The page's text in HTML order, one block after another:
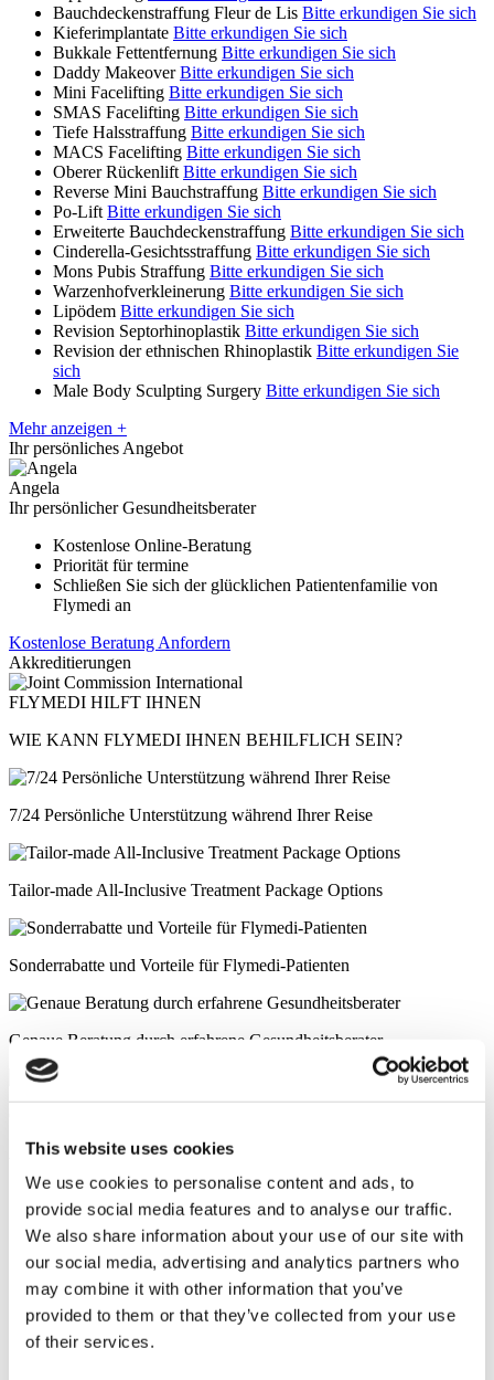
This website uses cookies
We use cookies to personalise content and ads, to
provide social media features and to analyse our traffic.
We also share information about your use of our site with
our social media, advertising and analytics partners who
may combine it with other information that you’ve
provided to them or that they’ve collected from your use
of their services.
Bauchdeckenstraffung Fleur de Lis Bitte erkundigen Sie sich
Kieferimplantate Bitte erkundigen Sie sich
Bukkale Fettentfernung Bitte erkundigen Sie sich
Daddy Makeover Bitte erkundigen Sie sich
Mini Facelifting Bitte erkundigen Sie sich
SMAS Facelifting Bitte erkundigen Sie sich
Tiefe Halsstraffung Bitte erkundigen Sie sich
MACS Facelifting Bitte erkundigen Sie sich
Oberer Rückenlift Bitte erkundigen Sie sich
Reverse Mini Bauchstraffung Bitte erkundigen Sie sich
Po-Lift Bitte erkundigen Sie sich
Erweiterte Bauchdeckenstraffung Bitte erkundigen Sie sich
Cinderella-Gesichtsstraffung Bitte erkundigen Sie sich
Mons Pubis Straffung Bitte erkundigen Sie sich
Warzenhofverkleinerung Bitte erkundigen Sie sich
Lipödem Bitte erkundigen Sie sich
Revision Septorhinoplastik Bitte erkundigen Sie sich
Revision der ethnischen Rhinoplastik Bitte erkundigen Sie
sich
Male Body Sculpting Surgery Bitte erkundigen Sie sich
Mehr anzeigen +
Ihr persönliches Angebot
Angela
Ihr persönlicher Gesundheitsberater
Kostenlose Online-Beratung
Priorität für termine
Schließen Sie sich der glücklichen Patientenfamilie von
Flymedi an
Kostenlose Beratung Anfordern
Akkreditierungen
FLYMEDI HILFT IHNEN
WIE KANN FLYMEDI IHNEN BEHILFLICH SEIN?
7/24 Persönliche Unterstützung während Ihrer Reise
Tailor-made All-Inclusive Treatment Package Options
Sonderrabatte und Vorteile für Flymedi-Patienten
Genaue Beratung durch erfahrene Gesundheitsberater
Ähnliche Kliniken
Luna Klinik
Istanbul European Center
Wansiri Hospital